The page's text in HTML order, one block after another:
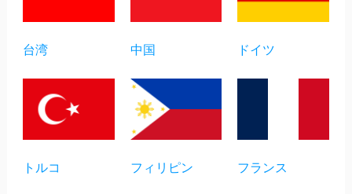
台湾 中国 ドイツ
トルコ フィリピン フランス